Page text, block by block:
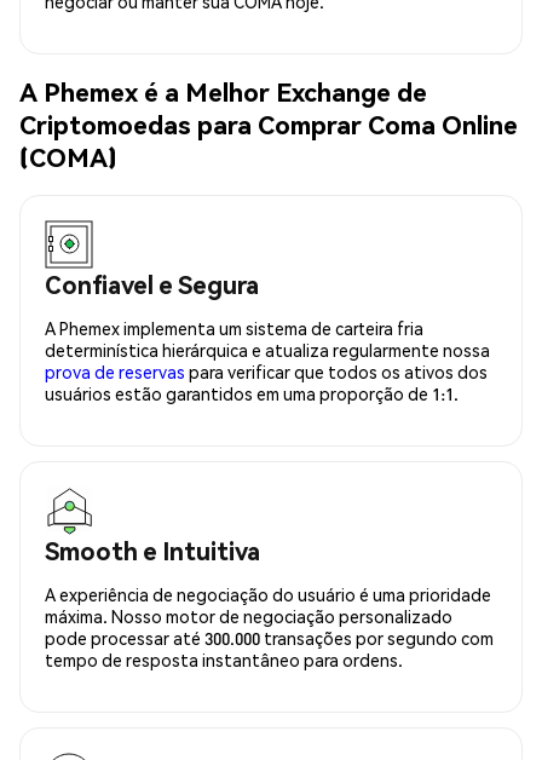
A Phemex é a Melhor Exchange de
Criptomoedas para Comprar Coma Online
(COMA)
Confiavel e Segura
A Phemex implementa um sistema de carteira fria
determinística hierárquica e atualiza regularmente nossa
prova de reservas para verificar que todos os ativos dos
usuários estão garantidos em uma proporção de 1:1.
Smooth e Intuitiva
A experiência de negociação do usuário é uma prioridade
máxima. Nosso motor de negociação personalizado
pode processar até 300.000 transações por segundo com
tempo de resposta instantâneo para ordens.